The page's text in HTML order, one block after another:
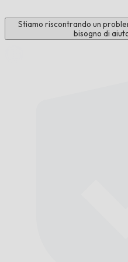
Stiamo riscontrando un
bisogno di